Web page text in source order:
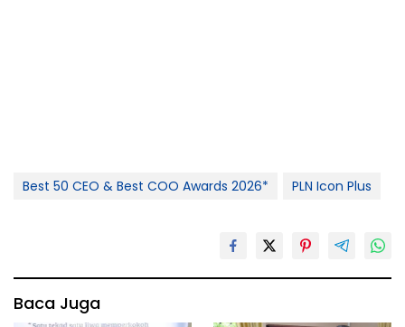
Best 50 CEO & Best COO Awards 2026* PLN Icon Plus
Baca Juga